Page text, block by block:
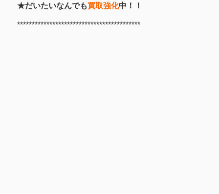
★だいたいなんでも買取強化中！！
******************************************